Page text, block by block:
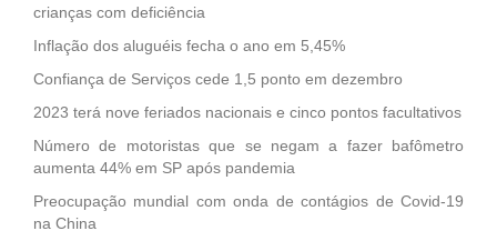
crianças com deficiência
Inflação dos aluguéis fecha o ano em 5,45%
Confiança de Serviços cede 1,5 ponto em dezembro
2023 terá nove feriados nacionais e cinco pontos facultativos
Número de motoristas que se negam a fazer bafômetro
aumenta 44% em SP após pandemia
Preocupação mundial com onda de contágios de Covid-19
na China